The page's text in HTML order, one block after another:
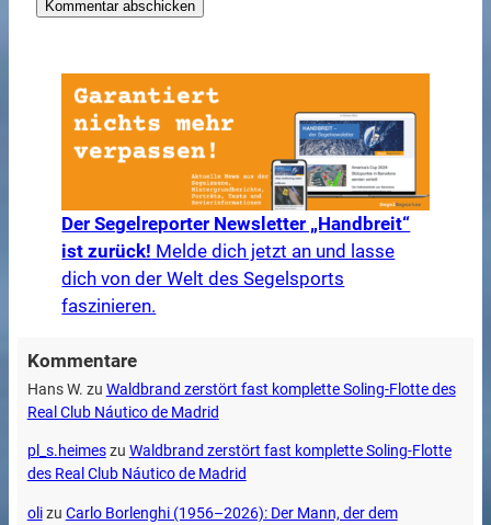
Der Segelreporter Newsletter „Handbreit“
ist zurück! Melde dich jetzt an und lasse
dich von der Welt des Segelsports
faszinieren.
Kommentare
Hans W. zu Waldbrand zerstört fast komplette Soling-Flotte des
Real Club Náutico de Madrid
pl_s.heimeszu Waldbrand zerstört fast komplette Soling-Flotte
des Real Club Náutico de Madrid
olizu Carlo Borlenghi (1956–2026): Der Mann, der dem